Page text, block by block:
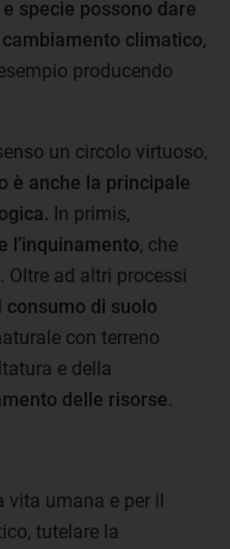
specie possono dare
climatico,
producendo
un circolo virtuoso,
è anche la principale
In primis,
l’inquinamento, che
ad altri processi
consumo di suolo
con terreno
e della
delle risorse
vita umana e per il
tutelare la